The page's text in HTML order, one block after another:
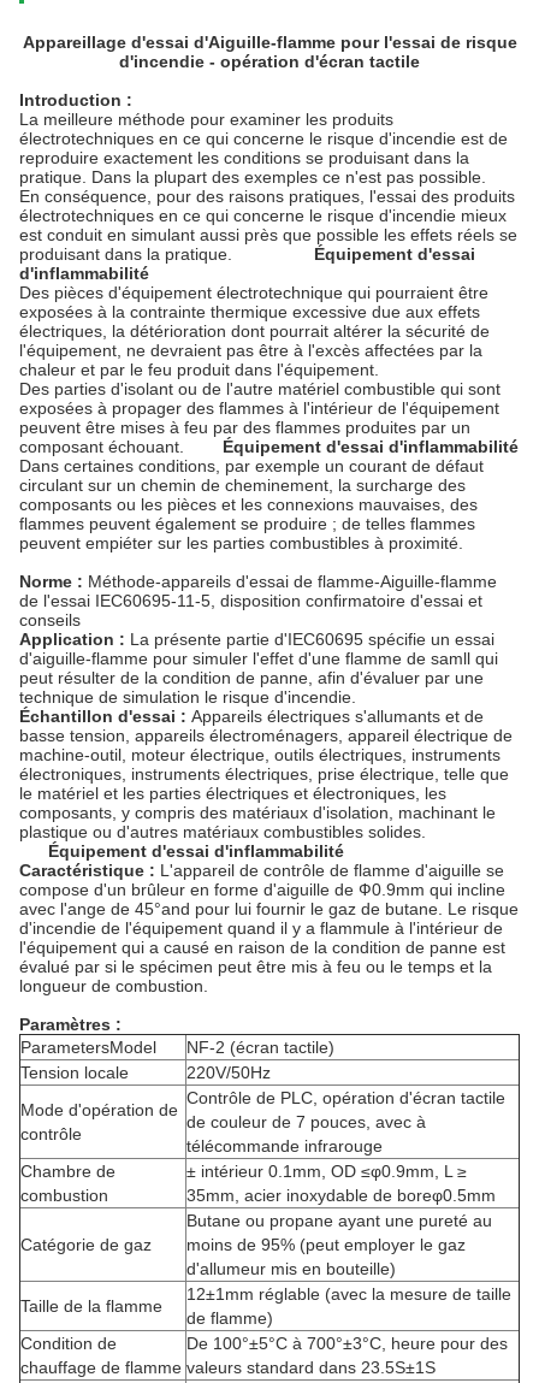
Appareillage d'essai d'Aiguille-flamme pour l'essai de risque
d'incendie - opération d'écran tactile
Introduction :
La meilleure méthode pour examiner les produits
électrotechniques en ce qui concerne le risque d'incendie est de
reproduire exactement les conditions se produisant dans la
pratique. Dans la plupart des exemples ce n'est pas possible.
En conséquence, pour des raisons pratiques, l'essai des produits
électrotechniques en ce qui concerne le risque d'incendie mieux
est conduit en simulant aussi près que possible les effets réels se
produisant dans la pratique. Équipement d'essai
d'inflammabilité
Des pièces d'équipement électrotechnique qui pourraient être
exposées à la contrainte thermique excessive due aux effets
électriques, la détérioration dont pourrait altérer la sécurité de
l'équipement, ne devraient pas être à l'excès affectées par la
chaleur et par le feu produit dans l'équipement.
Des parties d'isolant ou de l'autre matériel combustible qui sont
exposées à propager des flammes à l'intérieur de l'équipement
peuvent être mises à feu par des flammes produites par un
composant échouant. Équipement d'essai d'inflammabilité
Dans certaines conditions, par exemple un courant de défaut
circulant sur un chemin de cheminement, la surcharge des
composants ou les pièces et les connexions mauvaises, des
flammes peuvent également se produire ; de telles flammes
peuvent empiéter sur les parties combustibles à proximité.
Norme : Méthode-appareils d'essai de flamme-Aiguille-flamme
de l'essai IEC60695-11-5, disposition confirmatoire d'essai et
conseils
Application : La présente partie d'IEC60695 spécifie un essai
d'aiguille-flamme pour simuler l'effet d'une flamme de samll qui
peut résulter de la condition de panne, afin d'évaluer par une
technique de simulation le risque d'incendie.
Échantillon d'essai : Appareils électriques s'allumants et de
basse tension, appareils électroménagers, appareil électrique de
machine-outil, moteur électrique, outils électriques, instruments
électroniques, instruments électriques, prise électrique, telle que
le matériel et les parties électriques et électroniques, les
composants, y compris des matériaux d'isolation, machinant le
plastique ou d'autres matériaux combustibles solides.
Équipement d'essai d'inflammabilité
Caractéristique : L'appareil de contrôle de flamme d'aiguille se
compose d'un brûleur en forme d'aiguille de Ф0.9mm qui incline
avec l'ange de 45°and pour lui fournir le gaz de butane. Le risque
d'incendie de l'équipement quand il y a flammule à l'intérieur de
l'équipement qui a causé en raison de la condition de panne est
évalué par si le spécimen peut être mis à feu ou le temps et la
longueur de combustion.
Paramètres :
ParametersModel
NF-2 (écran tactile)
Tension locale
220V/50Hz
Mode d'opération de
contrôle
Contrôle de PLC, opération d'écran tactile
de couleur de 7 pouces, avec à
télécommande infrarouge
Chambre de
combustion
± intérieur 0.1mm, OD ≤φ0.9mm, L ≥
35mm, acier inoxydable de boreφ0.5mm
Catégorie de gaz
Butane ou propane ayant une pureté au
moins de 95% (peut employer le gaz
d'allumeur mis en bouteille)
Taille de la flamme
12±1mm réglable (avec la mesure de taille
de flamme)
Condition de
chauffage de flamme
De 100°±5°C à 700°±3°C, heure pour des
valeurs standard dans 23.5S±1S